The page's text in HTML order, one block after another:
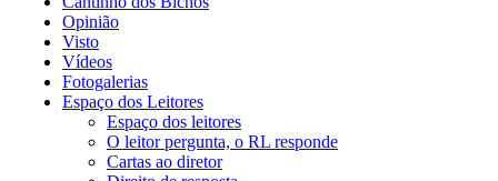
Opinião
Visto
Vídeos
Fotogalerias
Espaço dos Leitores
Espaço dos leitores
O leitor pergunta, o RL responde
Cartas ao diretor